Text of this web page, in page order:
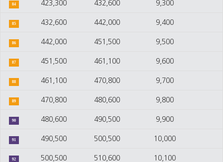
84 423,300 432,600 9,300
85 432,600 442,000 9,400
86 442,000 451,500 9,500
87 451,500 461,100 9,600
88 461,100 470,800 9,700
89 470,800 480,600 9,800
90 480,600 490,500 9,900
91 490,500 500,500 10,000
92 500,500 510,600 10,100